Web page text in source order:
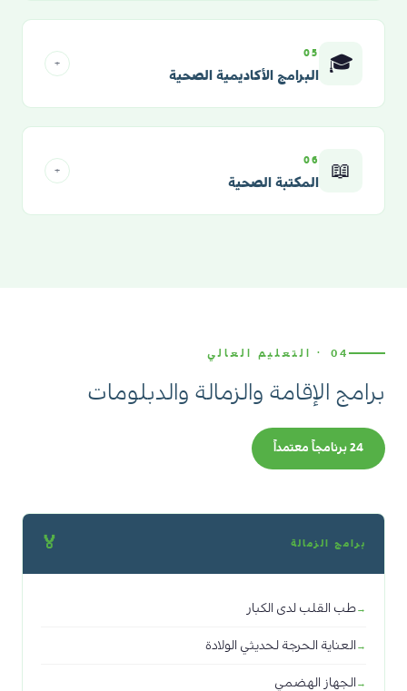
🎓
05
البرامج الأكاديمية الصحية
+
📖
06
المكتبة الصحية
+
04 · التعليم العالي
برامج الإقامة والزمالة والدبلومات
24 برنامجاً معتمداً
برامج الزمالة 🏅
طب القلب لدى الكبار
العناية الحرجة لحديثي الولادة
الجهاز الهضمي